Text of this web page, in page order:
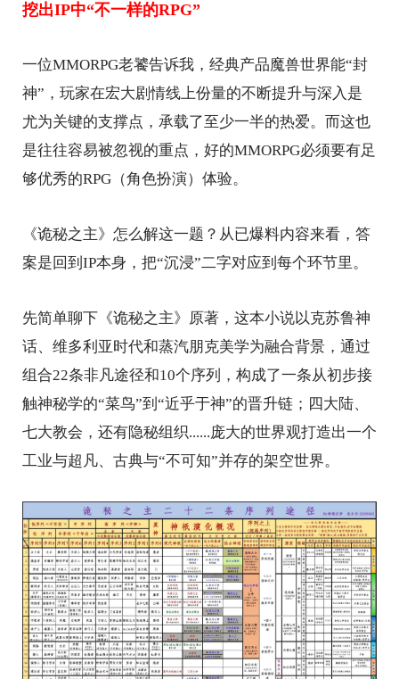
挖出IP中“不一样的RPG”
一位MMORPG老饕告诉我，经典产品魔兽世界能“封
神”，玩家在宏大剧情线上份量的不断提升与深入是
尤为关键的支撑点，承载了至少一半的热爱。而这也
是往往容易被忽视的重点，好的MMORPG必须要有足
够优秀的RPG（角色扮演）体验。
《诡秘之主》怎么解这一题？从已爆料内容来看，答
案是回到IP本身，把“沉浸”二字对应到每个环节里。
先简单聊下《诡秘之主》原著，这本小说以克苏鲁神
话、维多利亚时代和蒸汽朋克美学为融合背景，通过
组合22条非凡途径和10个序列，构成了一条从初步接
触神秘学的“菜鸟”到“近乎于神”的晋升链；四大陆、
七大教会，还有隐秘组织......庞大的世界观打造出一个
工业与超凡、古典与“不可知”并存的架空世界。